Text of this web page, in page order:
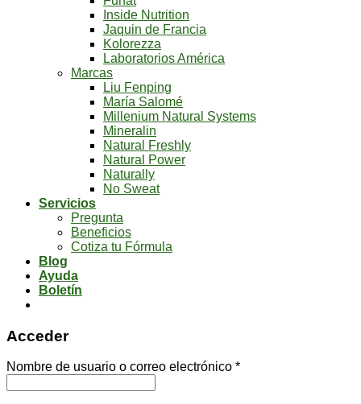
Inside Nutrition
Jaquin de Francia
Kolorezza
Laboratorios América
Marcas
Liu Fenping
María Salomé
Millenium Natural Systems
Mineralin
Natural Freshly
Natural Power
Naturally
No Sweat
Servicios
Pregunta
Beneficios
Cotiza tu Fórmula
Blog
Ayuda
Boletín
Acceder
Nombre de usuario o correo electrónico *